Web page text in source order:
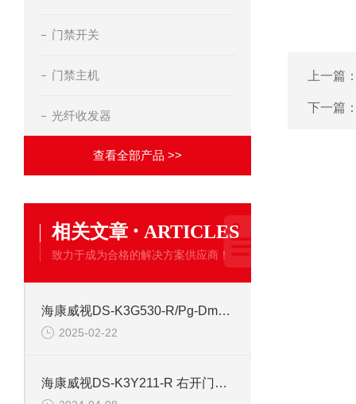
门禁开关
门禁主机
光纤收发器
查看全部产品 >>
相关文章 · ARTICLES
致力于成为合格的解决方案供应商！
海康威视DS-K3G530-R/Pg-Dm55 全自动三辊闸道闸
2025-02-22
海康威视DS-K3Y211-R 右开门小区行人出入道闸
上一篇
下一篇